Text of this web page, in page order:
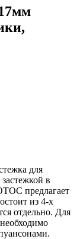
для
в
предлагает
из 4-х
отдельно. Для